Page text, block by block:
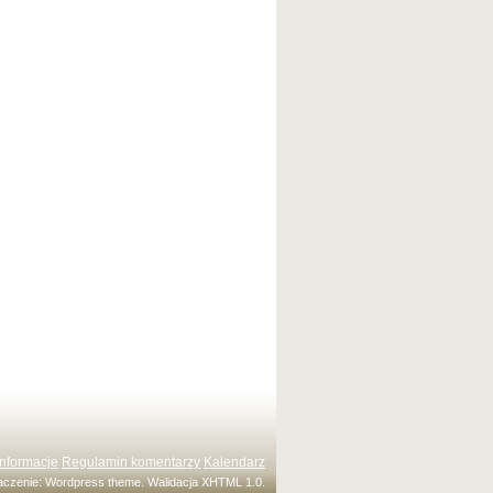
Regulamin komentarzy Kalendarz
Wordpress theme. WalidacjaXHTML 1.0.